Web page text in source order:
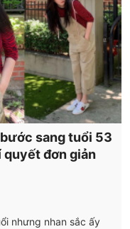
sang tuổi 53
quyết đơn giản
nhưng nhan sắc ấy